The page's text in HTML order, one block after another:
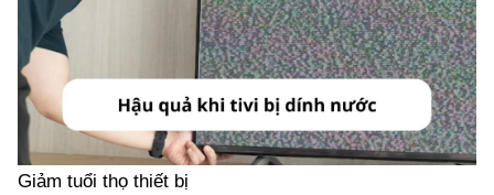
Giảm tuổi thọ thiết bị